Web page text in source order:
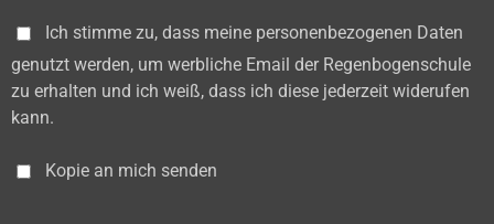
Ich stimme zu, dass meine personenbezogenen Daten
genutzt werden, um werbliche Email der Regenbogenschule
zu erhalten und ich weiß, dass ich diese jederzeit widerufen
kann.
Kopie an mich senden